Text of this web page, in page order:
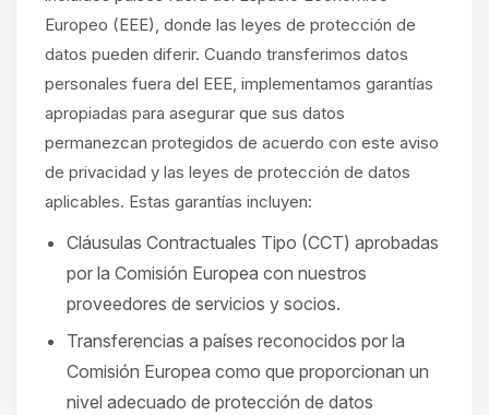
Europeo (EEE), donde las leyes de protección de
datos pueden diferir. Cuando transferimos datos
personales fuera del EEE, implementamos garantías
apropiadas para asegurar que sus datos
permanezcan protegidos de acuerdo con este aviso
de privacidad y las leyes de protección de datos
aplicables. Estas garantías incluyen:
Cláusulas Contractuales Tipo (CCT) aprobadas
por la Comisión Europea con nuestros
proveedores de servicios y socios.
Transferencias a países reconocidos por la
Comisión Europea como que proporcionan un
nivel adecuado de protección de datos